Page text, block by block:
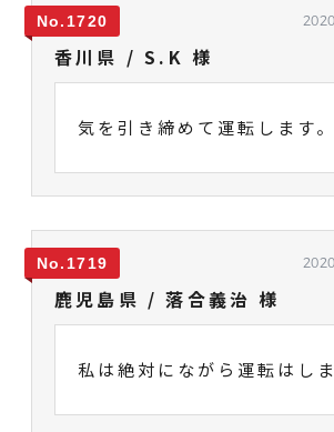
1720
香川県 / S.K 様
気を引き締めて運転します。
1719
鹿児島県 / 落合義治 様
私は絶対にながら運転はし